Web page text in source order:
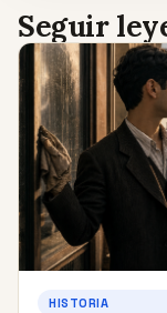
Seguir
HISTORIA